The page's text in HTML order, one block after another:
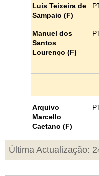
Luís Teixeira de
Sampaio (F)
Manuel dos
Santos
Lourenço (F)
Arquivo
Marcello
Caetano (F)
Última Actualização: